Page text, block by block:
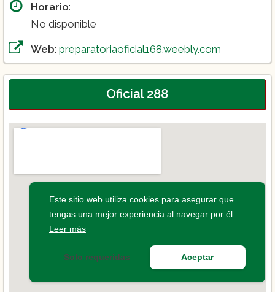
Horario:
No disponible
Web: preparatoriaoficial168.weebly.com
Oficial 288
Este sitio web utiliza cookies para asegurar que
tengas una mejor experiencia al navegar por él.
Leer más
Solo requeridas Aceptar